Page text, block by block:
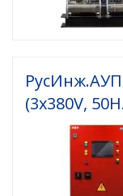
РусИнж.АУП
(3x380V,